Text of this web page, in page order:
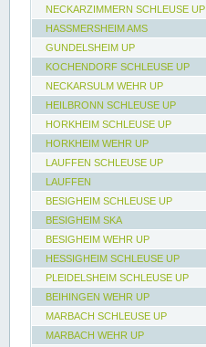
NECKARZIMMERN SCHLEUSE UP
HASSMERSHEIM AMS
GUNDELSHEIM UP
KOCHENDORF SCHLEUSE UP
NECKARSULM WEHR UP
HEILBRONN SCHLEUSE UP
HORKHEIM SCHLEUSE UP
HORKHEIM WEHR UP
LAUFFEN SCHLEUSE UP
LAUFFEN
BESIGHEIM SCHLEUSE UP
BESIGHEIM SKA
BESIGHEIM WEHR UP
HESSIGHEIM SCHLEUSE UP
PLEIDELSHEIM SCHLEUSE UP
BEIHINGEN WEHR UP
MARBACH SCHLEUSE UP
MARBACH WEHR UP